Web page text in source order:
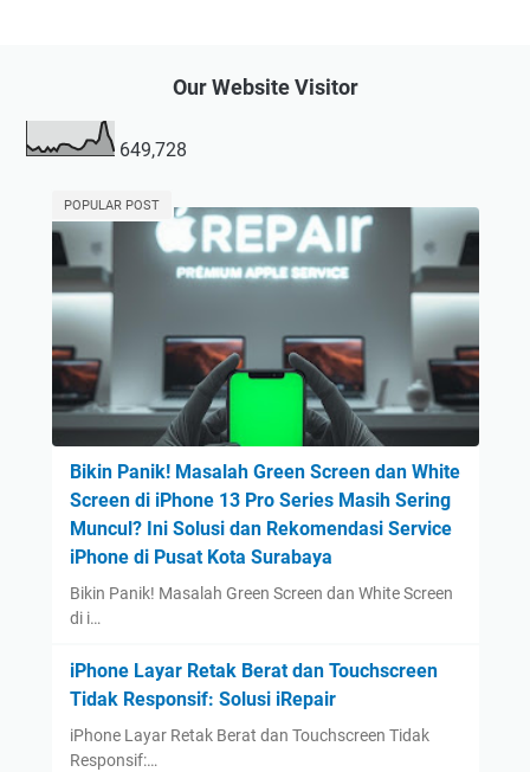
Our Website Visitor
649,728
POPULAR POST
Bikin Panik! Masalah Green Screen dan White
Screen di iPhone 13 Pro Series Masih Sering
Muncul? Ini Solusi dan Rekomendasi Service
iPhone di Pusat Kota Surabaya
Bikin Panik! Masalah Green Screen dan White Screen
di i…
iPhone Layar Retak Berat dan Touchscreen
Tidak Responsif: Solusi iRepair
iPhone Layar Retak Berat dan Touchscreen Tidak
Responsif:…